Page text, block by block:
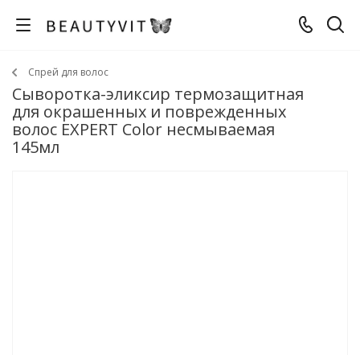
Спрей для волос
Сыворотка-эликсир термозащитная
для окрашенных и поврежденных
волос EXPERT Color несмываемая
145мл